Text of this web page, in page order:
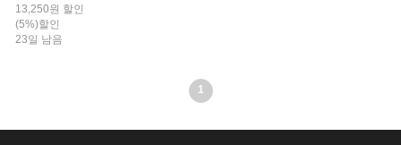
13,250원 할인
(5%)할인
23일 남음
1